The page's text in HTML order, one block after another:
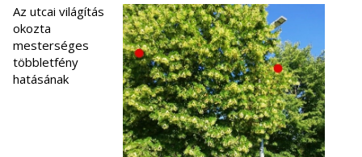
Az utcai világítás
okozta
mesterséges
többletfény
hatásának